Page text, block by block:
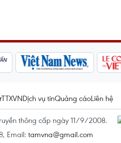
TTXVNDịch vụ tinQuảng cáoLiên hệ
thông cấp ngày 11/9/2008.
Email: tamvna@gmail.com